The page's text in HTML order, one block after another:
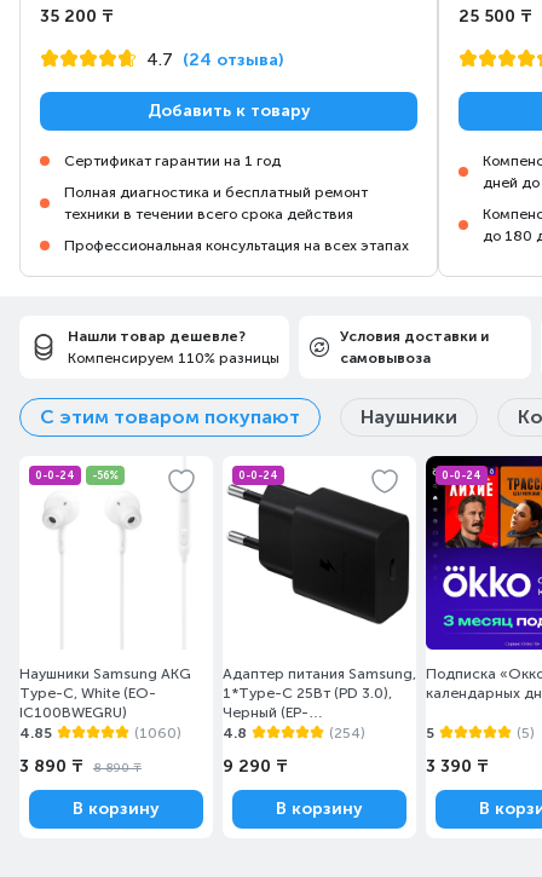
35 200 ₸
4.7 (24 отзыва)
Добавить к товару
Сертификат гарантии на 1 год
Полная диагностика и бесплатный ремонт
техники в течении всего срока действия
Профессиональная консультация на всех этапах
25 500 ₸
дней до
до 180
Нашли товар дешевле?
Компенсируем 110% разницы
Условия доставки и
самовывоза
С этим товаром покупают Наушники
0-0-24 -56%
Наушники Samsung AKG
Type-C, White (EO-
IC100BWEGRU)
4.85
(1060)
3 890 ₸ 8 890 ₸
В корзину
0-0-24
Адаптер питания Samsung,
1*Type-C 25Вт (PD 3.0),
Черный (EP-
T2510NBEGRU)
4.8 (254)
9 290 ₸
В корзину
0-0-24
Подписка
календарных
5 (5)
3 390 ₸
В